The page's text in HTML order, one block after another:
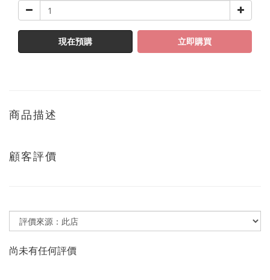
現在預購 立即購買
商品描述
顧客評價
尚未有任何評價